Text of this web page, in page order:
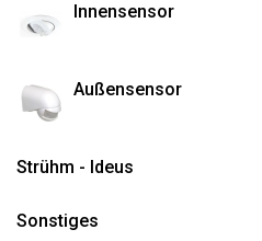
Innensensor
Außensensor
Strühm - Ideus
Sonstiges